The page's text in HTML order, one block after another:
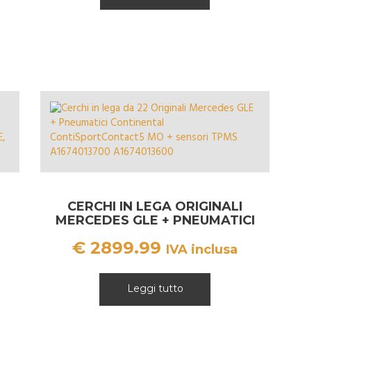
CERCHI IN LEGA ORIGINALI
MERCEDES GLE + PNEUMATICI
€ 2899.99 IVA inclusa
Leggi tutto